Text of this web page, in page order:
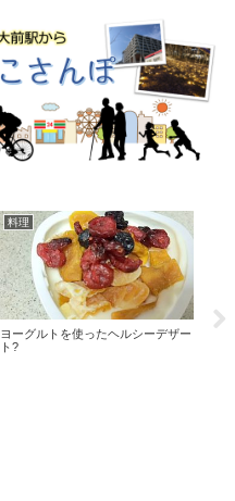
オススメ
１００円ショップの優れもの♪